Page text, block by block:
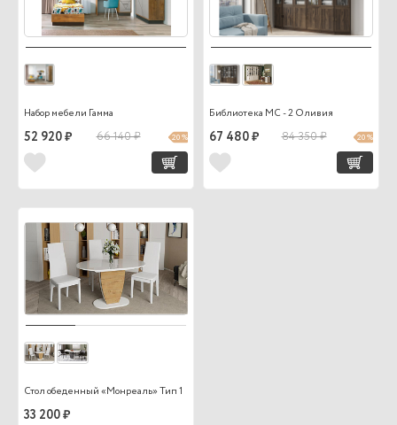
Набор мебели Гамма
52 920 ₽ 66 140 ₽ 20 %
Библиотека МС - 2 Оливия
67 480 ₽ 84 350 ₽ 20 %
Стол обеденный «Монреаль» Тип 1
33 200 ₽